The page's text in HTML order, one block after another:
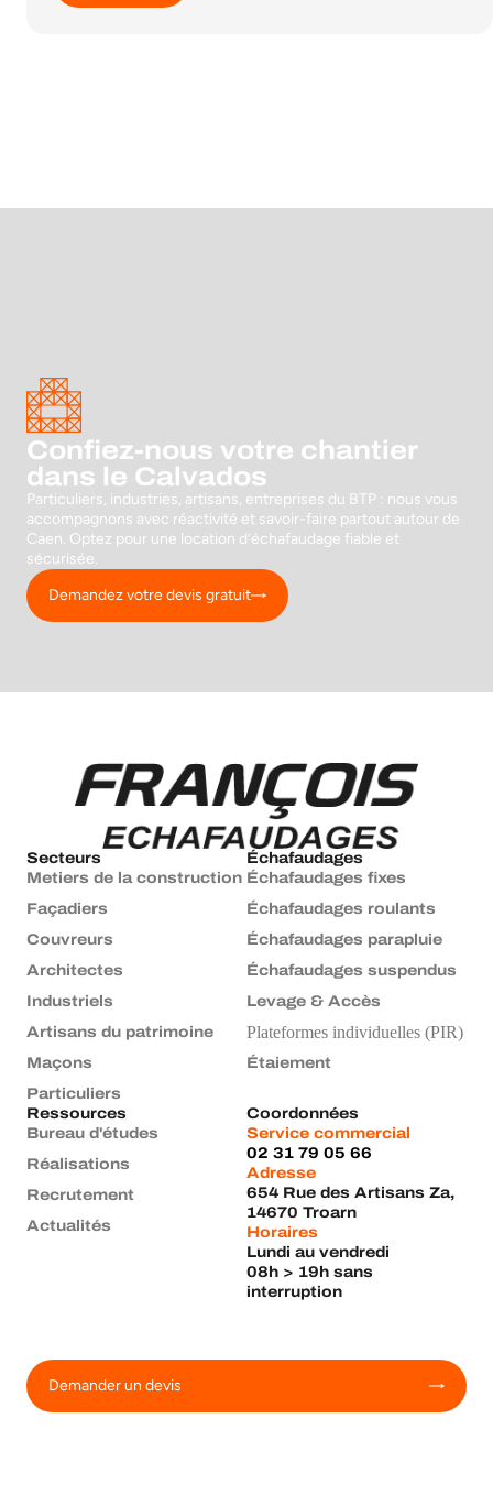
Confiez-nous votre chantier
dans le Calvados
Particuliers, industries, artisans, entreprises du BTP : nous vous
accompagnons avec réactivité et savoir-faire partout autour de
Caen. Optez pour une location d’échafaudage fiable et
sécurisée.
Demandez votre devis gratuit
Secteurs
Metiers de la construction
Façadiers
Couvreurs
Architectes
Industriels
Artisans du patrimoine
Maçons
Particuliers
Échafaudages
Échafaudages fixes
Échafaudages roulants
Échafaudages parapluie
Échafaudages suspendus
Levage & Accès
Plateformes individuelles (PIR)
Étaiement
Ressources
Bureau d'études
Réalisations
Recrutement
Actualités
Coordonnées
Service commercial
02 31 79 05 66
Adresse
654 Rue des Artisans Za,
14670 Troarn
Horaires
Lundi au vendredi
08h > 19h sans
interruption
Demander un devis